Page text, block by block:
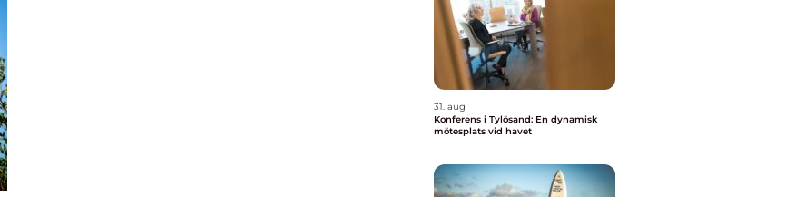
31. aug
Konferens i Tylösand: En dynamisk
mötesplats vid havet